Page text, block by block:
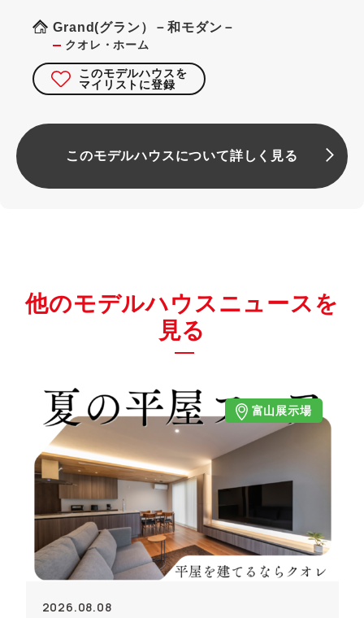
Grand(グラン）－和モダン－
クオレ・ホーム
このモデルハウスを
マイリストに登録
このモデルハウスについて詳しく見る
他のモデルハウスニュースを
見る
富山展示場
2026.08.08